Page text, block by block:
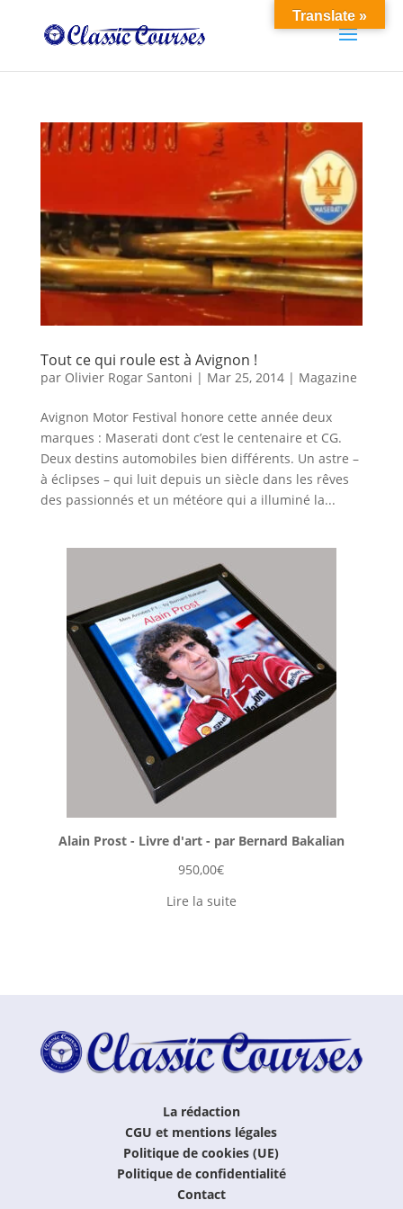
Tout ce qui roule est à Avignon !
par Olivier Rogar Santoni | Mar 25, 2014| Magazine
Avignon Motor Festival honore cette année deux
marques : Maserati dont c’est le centenaire et CG.
Deux destins automobiles bien différents. Un astre –
à éclipses – qui luit depuis un siècle dans les rêves
des passionnés et un météore qui a illuminé la...
Alain Prost - Livre d'art - par Bernard Bakalian
950,00€
Lire la suite
La rédaction
CGU et mentions légales
Politique de cookies (UE)
Politique de confidentialité
Contact
Translate »